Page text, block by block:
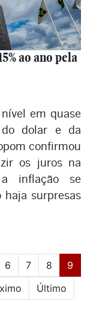
ao ano pela
em quase
dolar e da
confirmou
os juros na
inflação se
haja surpresas
6 7 8 9
Último